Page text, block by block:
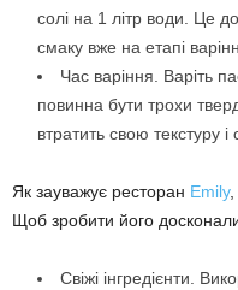
солі на 1 літр води. Це
смаку вже на етапі
Час варіння. Варіть
повинна бути трохи
втратить свою текстуру і
Як зауважує ресторан Emily,
Щоб зробити його
Свіжі інгредієнти.